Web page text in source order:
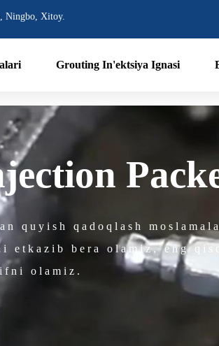
Ningbo, Xitoy.
Grouting In'ektsiya Ignasi
quyish qadoqlash
etkazib bera olamiz, eng
olamiz.